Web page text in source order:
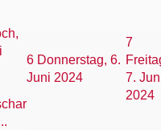
6 Donnerstag, 6.
Juni 2024
7
7.
2024